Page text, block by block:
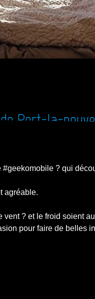
Port-la-
#geekomobile ? qui
agréable.
? et le froid soient
pour faire de belles